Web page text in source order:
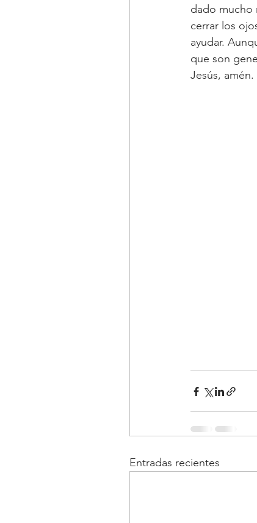
dado mucho
cerrar los
ayudar.
que son
Jesús, amén.
Entradas recientes